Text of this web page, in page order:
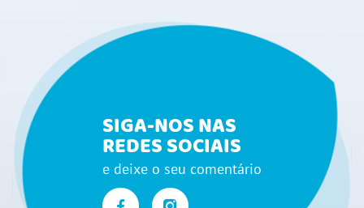
SIGA-NOS NAS
REDES SOCIAIS
e deixe o seu comentário